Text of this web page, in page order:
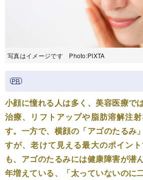
写真はイメージです Photo:PIXTA
小顔に憧れる人は多く、美容医療で
治療、リフトアップや脂肪溶解注
す。一方で、横顔の「アゴのたるみ
すが、老けて見える最大のポイン
も、アゴのたるみには健康障害が潜
年増えている、「太っていないのに